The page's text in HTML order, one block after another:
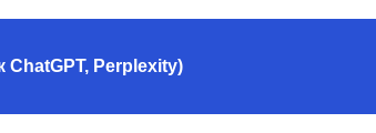
ChatGPT, Perplexity)